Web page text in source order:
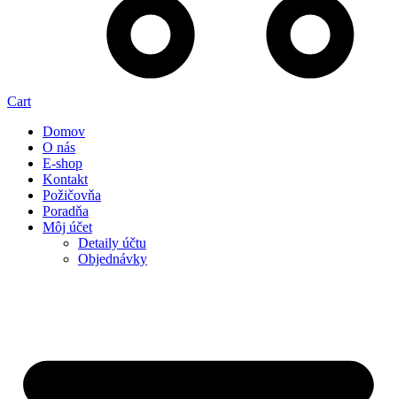
Cart
Domov
O nás
E-shop
Kontakt
Požičovňa
Poradňa
Môj účet
Detaily účtu
Objednávky